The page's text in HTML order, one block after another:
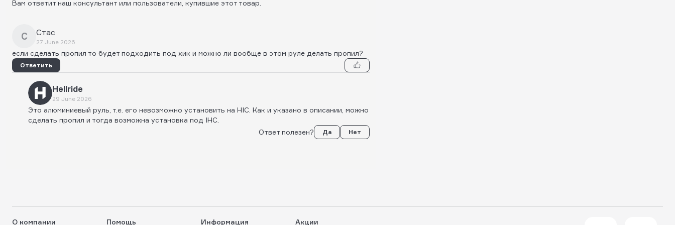
Вам ответит наш консультант или пользователи, купившие этот товар.
С Стас
27 June 2026
если сделать пропил то будет подходить под хик и можно ли вообще в этом руле делать пропил?
Ответить
Hellride
29 June 2026
Это алюминиевый руль, т.е. его невозможно установить на HIC. Как и указано в описании, можно
сделать пропил и тогда возможна установка под IHC.
Ответ полезен?
Да Нет
О компании Помощь Информация Акции